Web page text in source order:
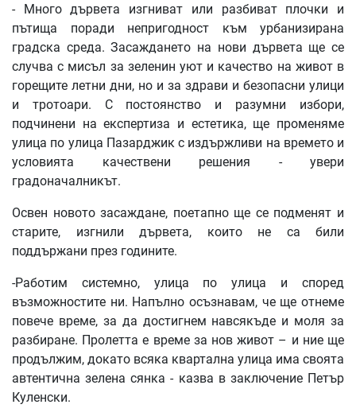
- Много дървета изгниват или разбиват плочки и
пътища поради непригодност към урбанизирана
градска среда. Засаждането на нови дървета ще се
случва с мисъл за зеленин уют и качество на живот в
горещите летни дни, но и за здрави и безопасни улици
и тротоари. С постоянство и разумни избори,
подчинени на експертиза и естетика, ще променяме
улица по улица Пазарджик с издържливи на времето и
условията качествени решения - увери
градоначалникът.
Освен новото засаждане, поетапно ще се подменят и
старите, изгнили дървета, които не са били
поддържани през годините.
-Работим системно, улица по улица и според
възможностите ни. Напълно осъзнавам, че ще отнеме
повече време, за да достигнем навсякъде и моля за
разбиране. Пролетта е време за нов живот – и ние ще
продължим, докато всяка квартална улица има своята
автентична зелена сянка - казва в заключение Петър
Куленски.